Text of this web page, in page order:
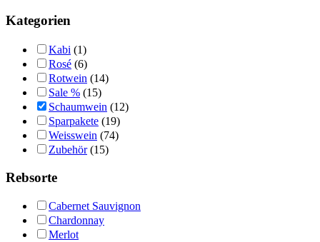
Kategorien
Kabi (1)
Rosé (6)
Rotwein (14)
Sale % (15)
Schaumwein (12)
Sparpakete (19)
Weisswein (74)
Zubehör (15)
Rebsorte
Cabernet Sauvignon
Chardonnay
Merlot